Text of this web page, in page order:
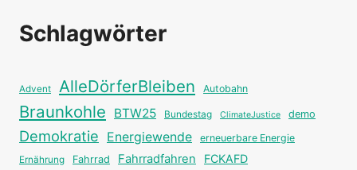
Schlagwörter
Advent AlleDörferBleiben Autobahn
Braunkohle BTW25 Bundestag ClimateJustice demo
Demokratie Energiewende erneuerbare Energie
Ernährung Fahrrad Fahrradfahren FCKAFD